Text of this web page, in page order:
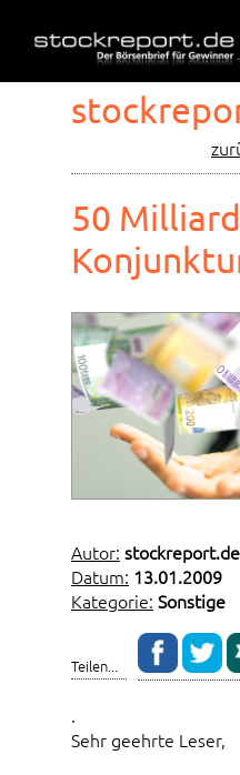
50
Autor: stockreport.de
Datum: 13.01.2009
Kategorie: Sonstige
Teilen...
.
Sehr geehrte Leser,